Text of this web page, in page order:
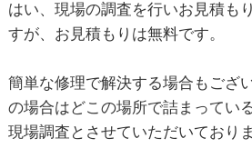
はい、現場の調査を行いお見積も
すが、お見積もりは無料です。
簡単な修理で解決する場合もござ
の場合はどこの場所で詰まってい
現場調査とさせていただいておりま